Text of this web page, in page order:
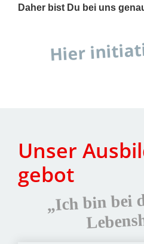
Daher bist Du bei uns
Hier
Unser
ge­bot
„Ich bin bei